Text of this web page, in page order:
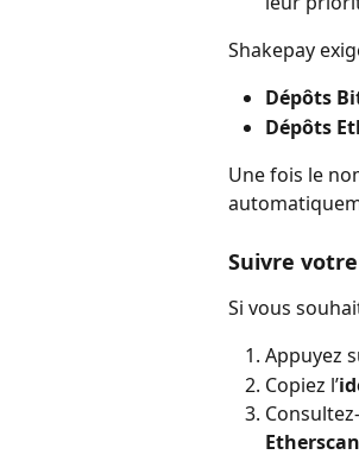
Shakepay
Dépôts
Dépôts
Une fois le
Suivre
Si vous
Appuyez
Copiez l’
Etherscan